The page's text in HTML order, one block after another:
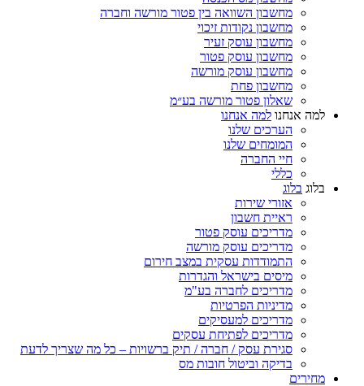
מחשבון השוואה בין פטור מורשה וחברה
מחשבון נקודות זיכוי
מחשבון עוסק זעיר
מחשבון עוסק פטור
מחשבון עוסק מורשה
מחשבון פחת
שאלון פטור מורשה בע״מ
למה אנחנו למה אנחנו
הערכים שלנו
המומחים שלנו
חיי החברה
כללי
בלוג בלוג
אזורי שירות
ראיית חשבון
מדריכים עוסק פטור
מדריכים עוסק מורשה
התמודדות עסקית במצב חירום
מיסים בישראל והגדרות
מדריכים לחברה בע"מ
מדיניות הפרטיות
מדריכים למעסיקים
מדריכים לפתיחת עסקים
סגירת עסק / חברה / תיק ברשויות – כל מה שצריך לדעת
בדיקה וביטול חובות מס
מחירים